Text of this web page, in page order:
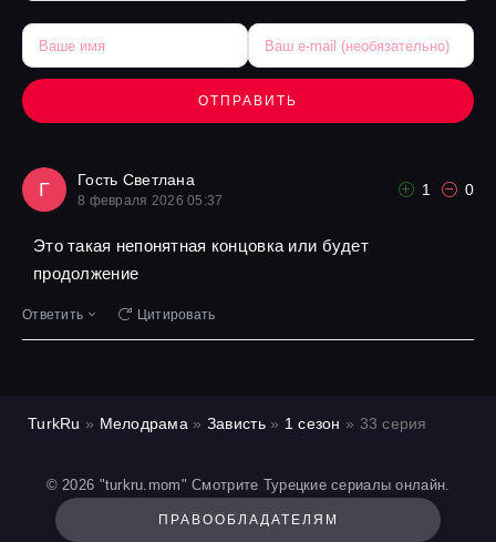
ОТПРАВИТЬ
Г Гость Светлана
8 февраля 2026 05:37
1 0
Это такая непонятная концовка или будет
продолжение
Ответить Цитировать
TurkRu » Мелодрама » Зависть» 1 сезон » 33 серия
© 2026 "turkru.mom" Смотрите Турецкие сериалы онлайн.
ПРАВООБЛАДАТЕЛЯМ